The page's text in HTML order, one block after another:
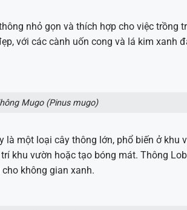
nhỏ gọn và thích hợp cho việc trồng
với các cành uốn cong và lá kim xanh
Mugo (Pinus mugo)
một loại cây thông lớn, phổ biến ở khu
khu vườn hoặc tạo bóng mát. Thông
không gian xanh.